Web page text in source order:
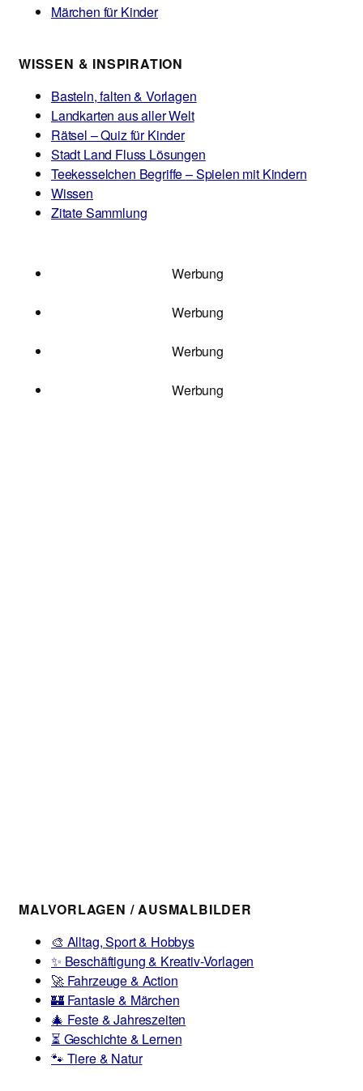
Märchen für Kinder
WISSEN & INSPIRATION
Basteln, falten & Vorlagen
Landkarten aus aller Welt
Rätsel – Quiz für Kinder
Stadt Land Fluss Lösungen
Teekesselchen Begriffe – Spielen mit Kindern
Wissen
Zitate Sammlung
Werbung
Werbung
Werbung
Werbung
MALVORLAGEN / AUSMALBILDER
🎨 Alltag, Sport & Hobbys
✨ Beschäftigung & Kreativ-Vorlagen
🚀 Fahrzeuge & Action
🏰 Fantasie & Märchen
🎄 Feste & Jahreszeiten
⏳ Geschichte & Lernen
🐾 Tiere & Natur